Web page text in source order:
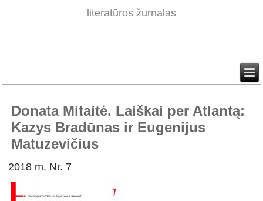
literatūros žurnalas
Donata Mitaitė. Laiškai per Atlantą:
Kazys Bradūnas ir Eugenijus
Matuzevičius
2018 m. Nr. 7